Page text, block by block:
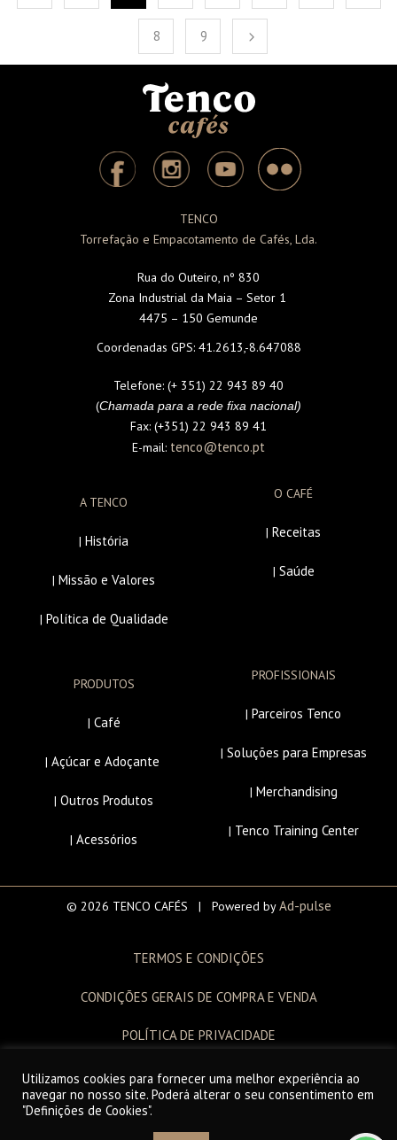
8 9
TENCO
Torrefação e Empacotamento de Cafés, Lda.
Rua do Outeiro, nº 830
Zona Industrial da Maia – Setor 1
4475 – 150 Gemunde
Coordenadas GPS:41.2613,-8.647088
Telefone: (+ 351) 22 943 89 40
(Chamada para a rede fixa nacional)
Fax: (+351) 22 943 89 41
E-mail: tenco@tenco.pt
A TENCO
| História
| Missão e Valores
| Política de Qualidade
O CAFÉ
| Receitas
| Saúde
PRODUTOS
| Café
| Açúcar e Adoçante
| Outros Produtos
| Acessórios
PROFISSIONAIS
| Parceiros Tenco
| Soluções para Empresas
| Merchandising
| Tenco Training Center
© 2026 TENCO CAFÉS | Powered byAd-pulse
TERMOS E CONDIÇÕES
CONDIÇÕES GERAIS DE COMPRA E VENDA
POLÍTICA DE PRIVACIDADE
LIVRO DE RECLAMAÇÕES
Utilizamos cookies para fornecer uma melhor experiência ao
navegar no nosso site. Poderá alterar o seu consentimento em
"Definições de Cookies".